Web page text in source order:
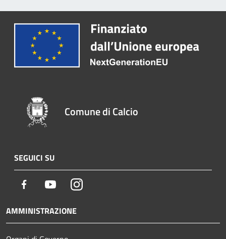
Comune di Calcio
SEGUICI SU
Facebook YoutubeInstagram
AMMINISTRAZIONE